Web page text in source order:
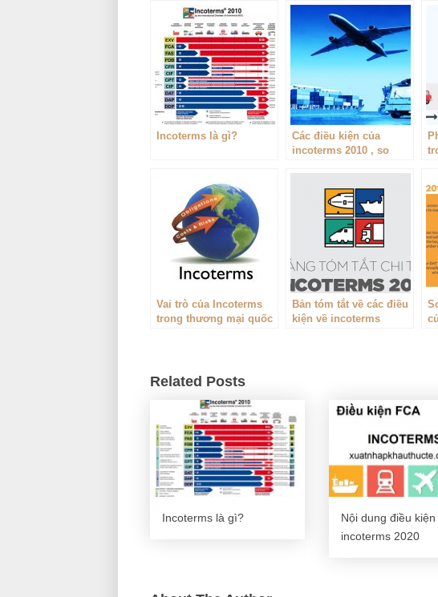
Incoterms là gì?
Các điều kiện của
incoterms 2010 , so
Vai trò của Incoterms
trong thương mại quốc
Bản tóm tắt về các điều
kiện về incoterms
Related Posts
Incoterms là gì?
Nội dung điều kiện
incoterms 2020